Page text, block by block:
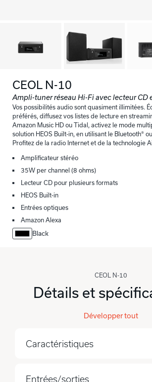
CEOL N-10
Ampli-tuner réseau Hi-Fi avec lecteur CD
Vos possibilités audio sont quasiment illimitées.
préférés, diffusez vos listes de lecture en
Amazon Music HD ou Tidal, activez le mode
solution HEOS Built-in, en utilisant le Bluetooth®
Profitez de la radio Internet et de la technologie
Amplificateur stéréo
35W per channel (8 ohms)
Lecteur CD pour plusieurs formats
HEOS Built-in
Entrées optiques
Amazon Alexa
Black
CEOL N-10
Détails et
Développer tout
Caractéristiques
Entrées/sorties